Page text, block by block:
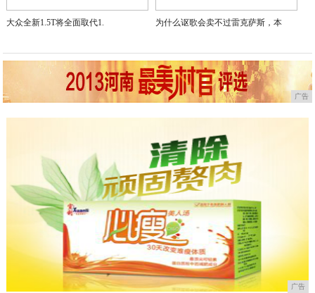
大众全新1.5T将全面取代1. 为什么讴歌会卖不过雷克萨斯，本
广告
广告